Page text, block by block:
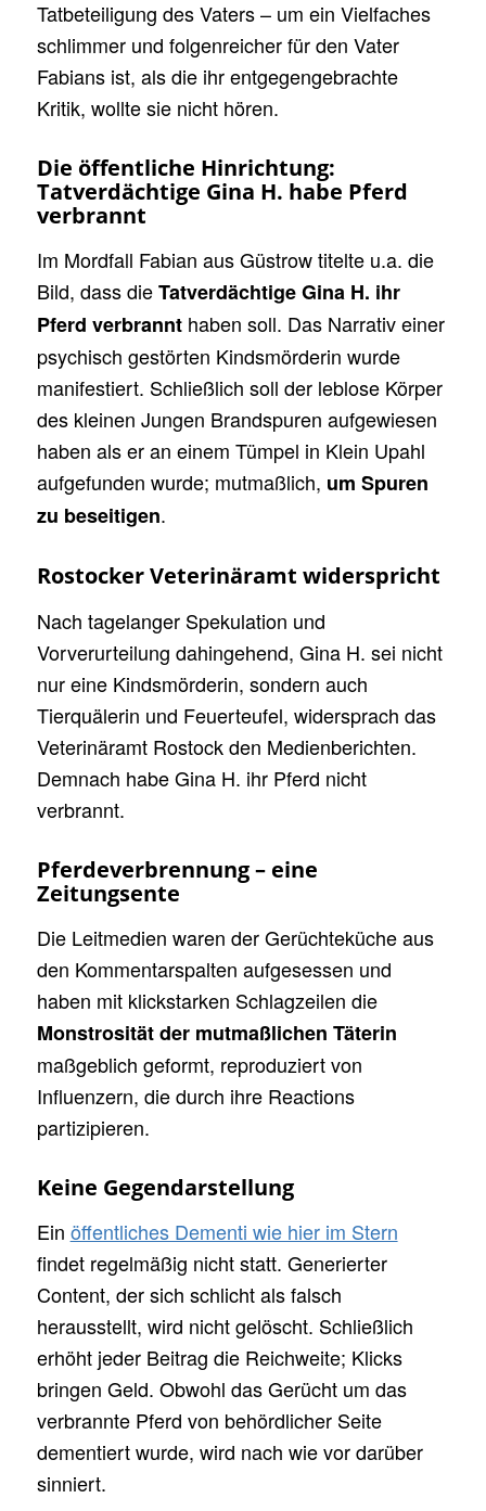
Tatbeteiligung des Vaters – um ein Vielfaches
schlimmer und folgenreicher für den Vater
Fabians ist, als die ihr entgegengebrachte
Kritik, wollte sie nicht hören.
Die öffentliche Hinrichtung:
Tatverdächtige Gina H. habe Pferd
verbrannt
Im Mordfall Fabian aus Güstrow titelte u.a. die
Bild, dass dieTatverdächtige Gina H. ihr
Pferd verbrannthaben soll. Das Narrativ einer
psychisch gestörten Kindsmörderin wurde
manifestiert. Schließlich soll der leblose Körper
des kleinen Jungen Brandspuren aufgewiesen
haben als er an einem Tümpel in Klein Upahl
aufgefunden wurde; mutmaßlich, um Spuren
zu beseitigen.
Rostocker Veterinäramt widerspricht
Nach tagelanger Spekulation und
Vorverurteilung dahingehend, Gina H. sei nicht
nur eine Kindsmörderin, sondern auch
Tierquälerin und Feuerteufel, widersprach das
Veterinäramt Rostock den Medienberichten.
Demnach habe Gina H. ihr Pferd nicht
verbrannt.
Pferdeverbrennung – eine
Zeitungsente
Die Leitmedien waren der Gerüchteküche aus
den Kommentarspalten aufgesessen und
haben mit klickstarken Schlagzeilen die
Monstrosität der mutmaßlichen Täterin
maßgeblich geformt, reproduziert von
Influenzern, die durch ihre Reactions
partizipieren.
Keine Gegendarstellung
Ein öffentliches Dementi wie hier im Stern
findet regelmäßig nicht statt. Generierter
Content, der sich schlicht als falsch
herausstellt, wird nicht gelöscht. Schließlich
erhöht jeder Beitrag die Reichweite; Klicks
bringen Geld. Obwohl das Gerücht um das
verbrannte Pferd von behördlicher Seite
dementiert wurde, wird nach wie vor darüber
sinniert.